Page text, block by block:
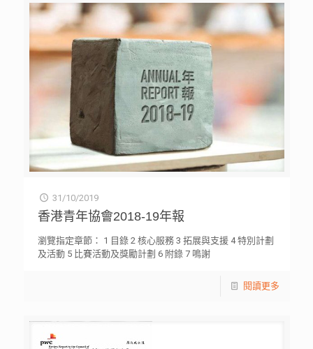
31/10/2019
香港青年協會2018-19年報
瀏覽指定章節： 1 目錄 2 核心服務 3 拓展與支援 4 特別計劃
及活動 5 比賽活動及獎勵計劃 6 附錄 7 鳴謝
閱讀更多